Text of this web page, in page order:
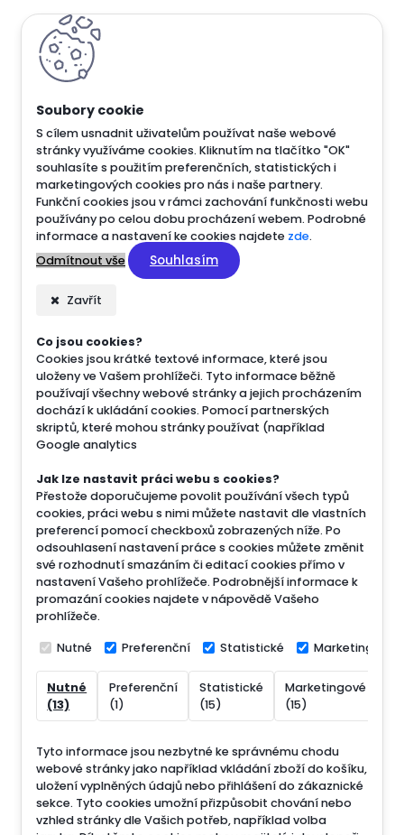
S cílem usnadnit uživatelům používat naše webové
stránky využíváme cookies. Kliknutím na tlačítko "OK"
souhlasíte s použitím preferenčních, statistických i
marketingových cookies pro nás i naše partnery.
Funkční cookies jsou v rámci zachování funkčnosti webu
používány po celou dobu procházení webem. Podrobné
informace a nastavení ke cookies najdete zde.
Odmítnout vše
Souhlasím
Zavřít
Co jsou cookies?
Cookies jsou krátké textové informace, které jsou
uloženy ve Vašem prohlížeči. Tyto informace běžně
používají všechny webové stránky a jejich procházením
dochází k ukládání cookies. Pomocí partnerských
skriptů, které mohou stránky používat (například
Google analytics
Jak lze nastavit práci webu s cookies?
Přestože doporučujeme povolit používání všech typů
cookies, práci webu s nimi můžete nastavit dle vlastních
preferencí pomocí checkboxů zobrazených níže. Po
odsouhlasení nastavení práce s cookies můžete změnit
své rozhodnutí smazáním či editací cookies přímo v
nastavení Vašeho prohlížeče. Podrobnější informace k
promazání cookies najdete v nápovědě Vašeho
prohlížeče.
Nutné Preferenční Statistické Marketingové
Nutné
(13)
Preferenční
(1)
Statistické
(15)
Marketingové
(15)
Tyto informace jsou nezbytné ke správnému chodu
webové stránky jako například vkládání zboží do košíku,
uložení vyplněných údajů nebo přihlášení do zákaznické
sekce. Tyto cookies umožní přizpůsobit chování nebo
vzhled stránky dle Vašich potřeb, například volba